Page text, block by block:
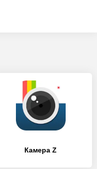
Камера Z